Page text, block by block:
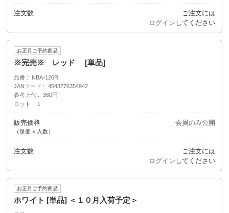
注文数
ご注文には
ログイン してください
お正月ご予約商品
※完売※ レッド [単品]
品番
NBA-120R
JANコード
4543276354942
参考上代
360円
ロット
1
販売価格
（単価 × 入数）
会員のみ公開
注文数
ご注文には
ログイン してください
お正月ご予約商品
ホワイト [単品] ＜１０月入荷予定＞